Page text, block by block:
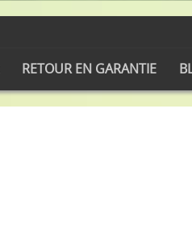
RETOUR EN GARANTIE